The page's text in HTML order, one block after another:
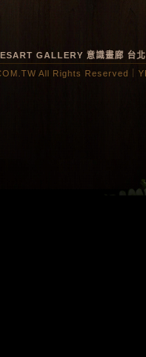
GALLERY 意識畫廊 台
All Rights Reserved｜